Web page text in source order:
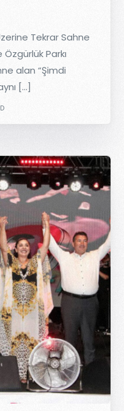
Tekrar Sahne
Parkı
alan “Şimdi
[…]